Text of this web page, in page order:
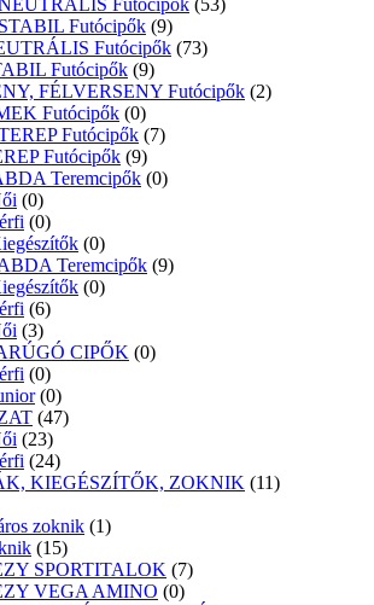
Futócipők (53)
Futócipők (9)
Futócipők (73)
Futócipők (9)
FÉLVERSENY Futócipők (2)
Futócipők (0)
Futócipők (7)
Futócipők (9)
Teremcipők (0)
(0)
(0)
(0)
Teremcipők (9)
(0)
(6)
(3)
CIPŐK (0)
(0)
(0)
(47)
(23)
(24)
KIEGÉSZÍTŐK, ZOKNIK (11)
zoknik (1)
(15)
SPORTITALOK (7)
VEGA AMINO (0)